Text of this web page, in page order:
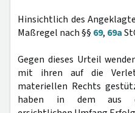
Hinsichtlich des
Maßregel nach §§ 69, 69a
Gegen dieses Urteil
mit ihren auf die
materiellen Rechts
haben in dem aus